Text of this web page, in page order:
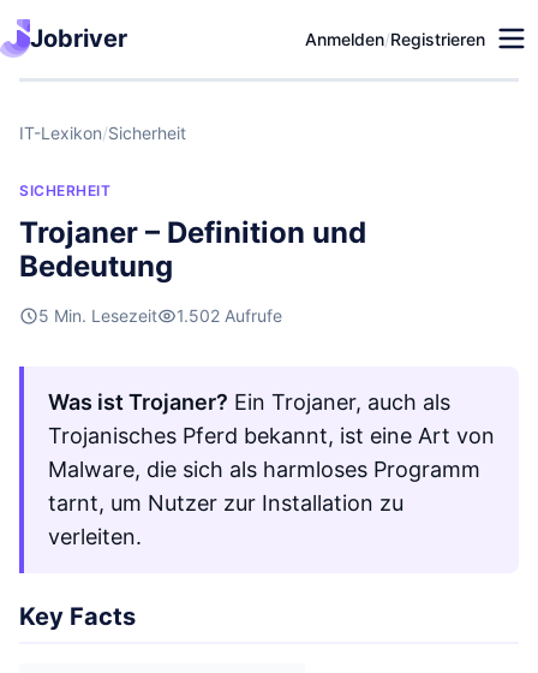
Jobriver Anmelden/Registrieren
IT-Lexikon/Sicherheit
SICHERHEIT
Trojaner – Definition und
Bedeutung
5 Min. Lesezeit 1.502 Aufrufe
Was ist Trojaner? Ein Trojaner, auch als
Trojanisches Pferd bekannt, ist eine Art von
Malware, die sich als harmloses Programm
tarnt, um Nutzer zur Installation zu
verleiten.
Key Facts